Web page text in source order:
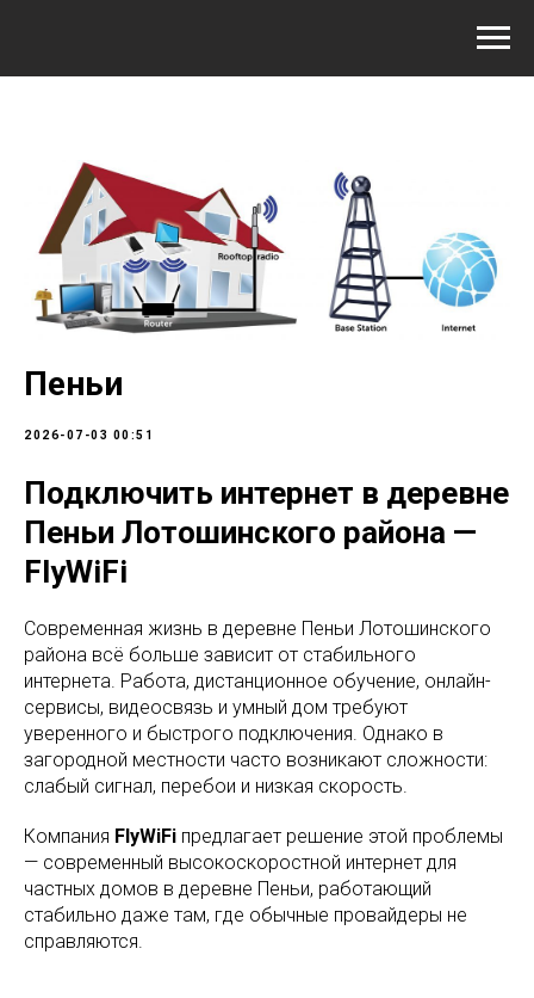
Пеньи
2026-07-03 00:51
Подключить интернет в деревне
Пеньи Лотошинского района —
FlyWiFi
Современная жизнь в деревне Пеньи Лотошинского
района всё больше зависит от стабильного
интернета. Работа, дистанционное обучение, онлайн-
сервисы, видеосвязь и умный дом требуют
уверенного и быстрого подключения. Однако в
загородной местности часто возникают сложности:
слабый сигнал, перебои и низкая скорость.
Компания FlyWiFi предлагает решение этой проблемы
— современный высокоскоростной интернет для
частных домов в деревне Пеньи, работающий
стабильно даже там, где обычные провайдеры не
справляются.